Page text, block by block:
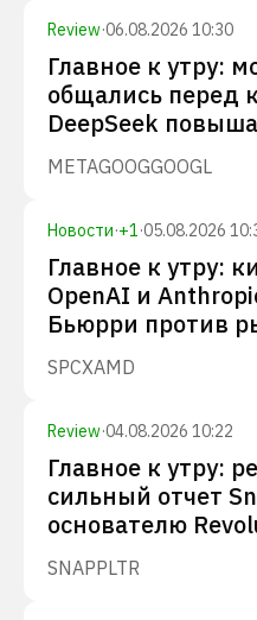
Review·06.08.2026 10:30
Главное к утру:
общались перед
DeepSeek
METAGOOGGOOGL
Новости·+1·05.08.2026
Главное к утру:
OpenAI и
Бьюрри против
SPCXAMD
Review·04.08.2026 10:22
Главное к утру:
сильный отчет
основателю
SNAPPLTR